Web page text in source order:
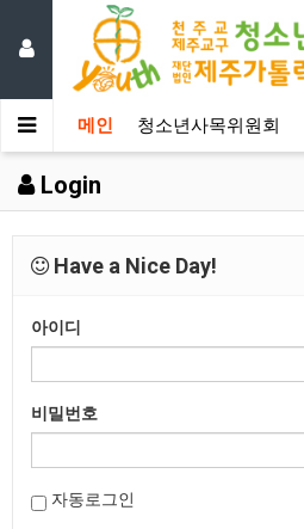
메인 청소년사목위원회
Login
Have a Nice Day!
아이디
비밀번호
자동로그인